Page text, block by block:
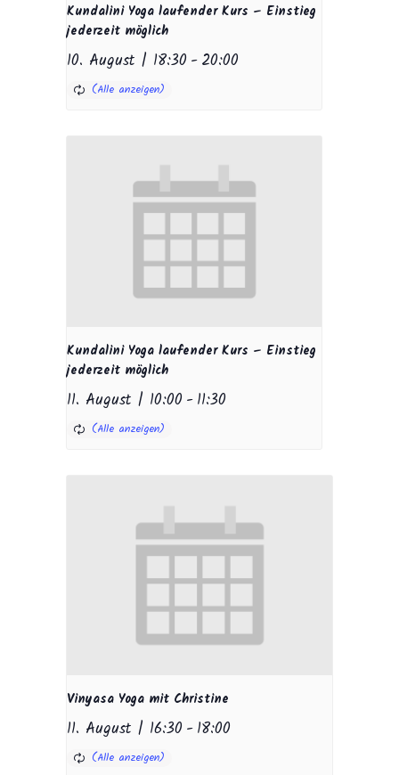
Kundalini Yoga laufender Kurs – Einstieg
jederzeit möglich
10. August | 18:30 -20:00
Kundalini Yoga laufender Kurs – Einstieg
jederzeit möglich
11. August | 10:00 -11:30
Vinyasa Yoga mit Christine
11. August | 16:30 -18:00